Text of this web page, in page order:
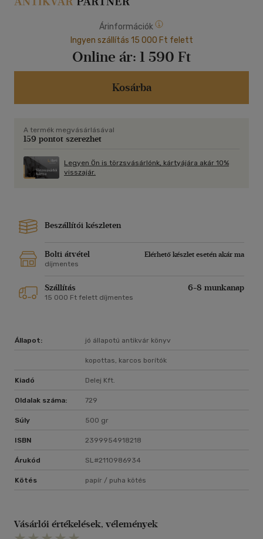
Árinformációk
Ingyen szállítás 15 000 Ft felett
Online ár: 1 590 Ft
Kosárba
A termék megvásárlásával
159 pontot szerezhet
Legyen Ön is törzsvásárlónk, kártyájára akár 10%
visszajár.
Beszállítói készleten
Bolti átvétel
Elérhető készlet esetén akár ma
díjmentes
Szállítás 6-8 munkanap
15 000 Ft felett díjmentes
Állapot: jó állapotú antikvár könyv
kopottas, karcos borítók
Kiadó Delej Kft.
Oldalak száma: 729
Súly 500 gr
ISBN 2399954918218
Árukód SL#2110986934
Kötés papír / puha kötés
Vásárlói értékelések, vélemények